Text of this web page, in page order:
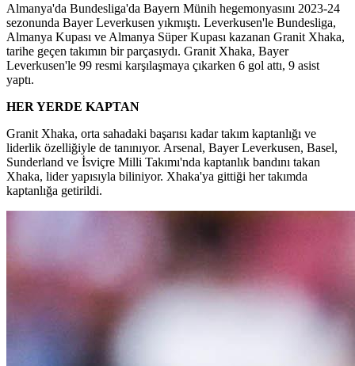
Almanya'da Bundesliga'da Bayern Münih hegemonyasını 2023-24
sezonunda Bayer Leverkusen yıkmıştı. Leverkusen'le Bundesliga,
Almanya Kupası ve Almanya Süper Kupası kazanan Granit Xhaka,
tarihe geçen takımın bir parçasıydı. Granit Xhaka, Bayer
Leverkusen'le 99 resmi karşılaşmaya çıkarken 6 gol attı, 9 asist
yaptı.
HER YERDE KAPTAN
Granit Xhaka, orta sahadaki başarısı kadar takım kaptanlığı ve
liderlik özelliğiyle de tanınıyor. Arsenal, Bayer Leverkusen, Basel,
Sunderland ve İsviçre Milli Takımı'nda kaptanlık bandını takan
Xhaka, lider yapısıyla biliniyor. Xhaka'ya gittiği her takımda
kaptanlığa getirildi.